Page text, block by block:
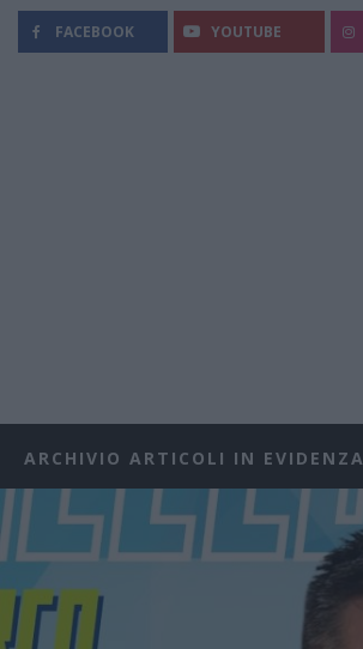
FACEBOOK YOUTUBE
ARCHIVIO ARTICOLI IN EVIDENZA